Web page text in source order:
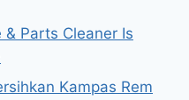
Parts Cleaner Is
Kampas Rem